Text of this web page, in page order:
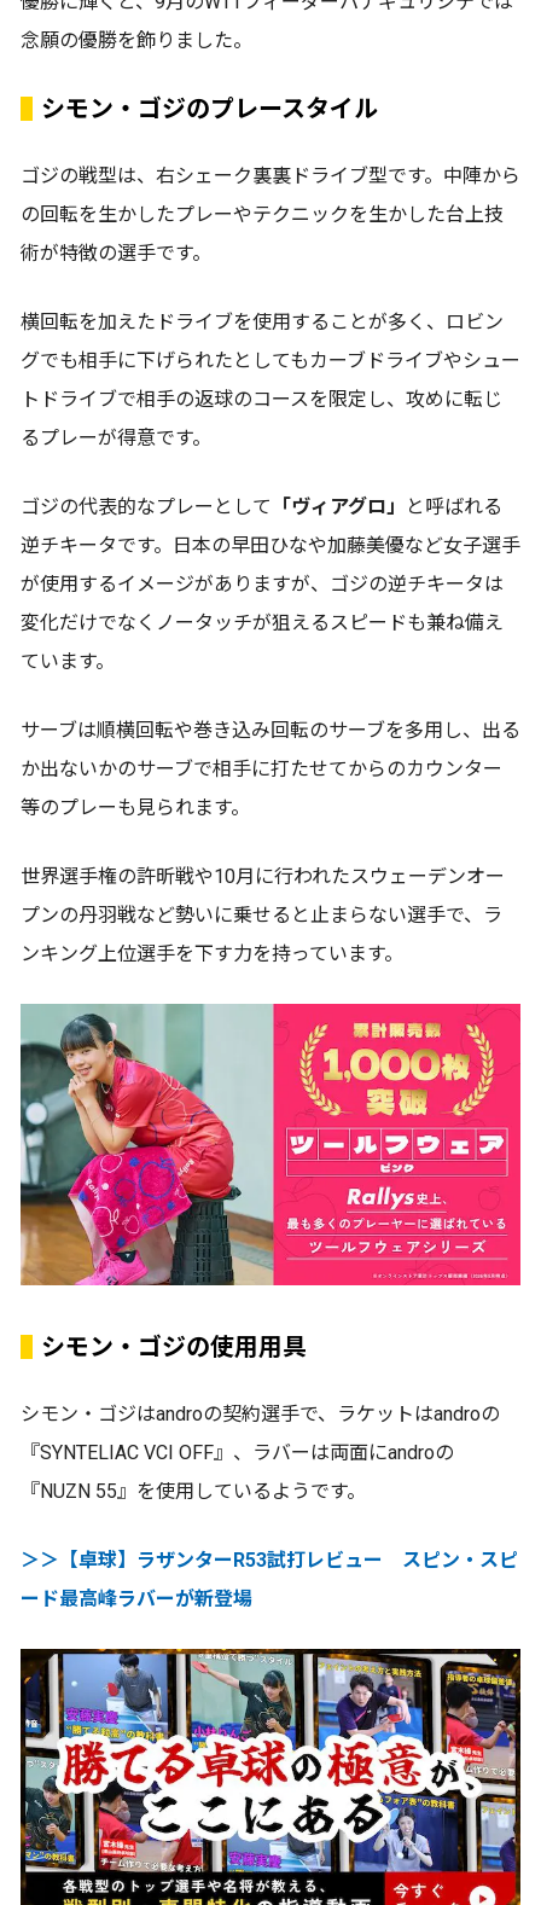
念願の優勝を飾りました。
シモン・ゴジのプレースタイル
ゴジの戦型は、右シェーク裏裏ドライブ型です。中陣から
の回転を生かしたプレーやテクニックを生かした台上技
術が特徴の選手です。
横回転を加えたドライブを使用することが多く、ロビン
グでも相手に下げられたとしてもカーブドライブやシュー
トドライブで相手の返球のコースを限定し、攻めに転じ
るプレーが得意です。
ゴジの代表的なプレーとして 「ヴィアグロ」
と呼ばれる
逆チキータです。日本の早田ひなや加藤美優など女子選手
が使用するイメージがありますが、ゴジの逆チキータは
変化だけでなくノータッチが狙えるスピードも兼ね備え
ています。
サーブは順横回転や巻き込み回転のサーブを多用し、出る
か出ないかのサーブで相手に打たせてからのカウンター
等のプレーも見られます。
世界選手権の許昕戦や10月に行われたスウェーデンオー
プンの丹羽戦など勢いに乗せると止まらない選手で、ラ
ンキング上位選手を下す力を持っています。
シモン・ゴジの使用用具
シモン・ゴジはandroの契約選手で、ラケットはandroの
『SYNTELIAC VCI OFF』、ラバーは両面にandroの
『NUZN 55』を使用しているようです。
＞＞【卓球】ラザンターR53試打レビュー スピン・スピ
ード最高峰ラバーが新登場